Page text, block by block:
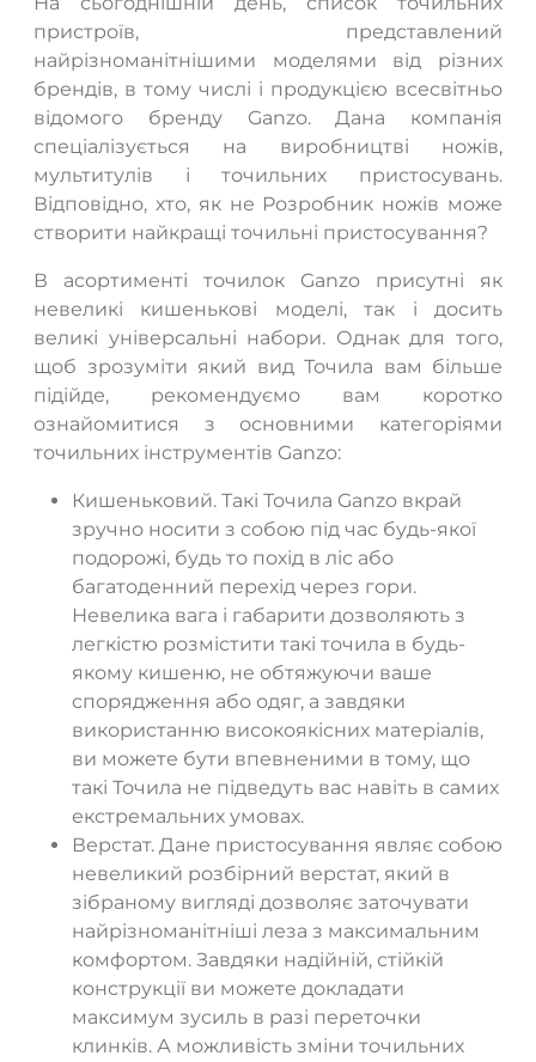
пристроїв, представлений
найрізноманітнішими моделями від різних
брендів, в тому числі і продукцією всесвітньо
відомого бренду Ganzo. Дана компанія
спеціалізується на виробництві ножів,
мультитулів і точильних пристосувань.
Відповідно, хто, як не Розробник ножів може
створити найкращі точильні пристосування?
В асортименті точилок Ganzo присутні як
невеликі кишенькові моделі, так і досить
великі універсальні набори. Однак для того,
щоб зрозуміти який вид Точила вам більше
підійде, рекомендуємо вам коротко
ознайомитися з основними категоріями
точильних інструментів Ganzo:
Кишеньковий. Такі Точила Ganzo вкрай
зручно носити з собою під час будь-якої
подорожі, будь то похід в ліс або
багатоденний перехід через гори.
Невелика вага і габарити дозволяють з
легкістю розмістити такі точила в будь-
якому кишеню, не обтяжуючи ваше
спорядження або одяг, а завдяки
використанню високоякісних матеріалів,
ви можете бути впевненими в тому, що
такі Точила не підведуть вас навіть в самих
екстремальних умовах.
Верстат. Дане пристосування являє собою
невеликий розбірний верстат, який в
зібраному вигляді дозволяє заточувати
найрізноманітніші леза з максимальним
комфортом. Завдяки надійній, стійкій
конструкції ви можете докладати
максимум зусиль в разі переточки
клинків. А можливість зміни точильних